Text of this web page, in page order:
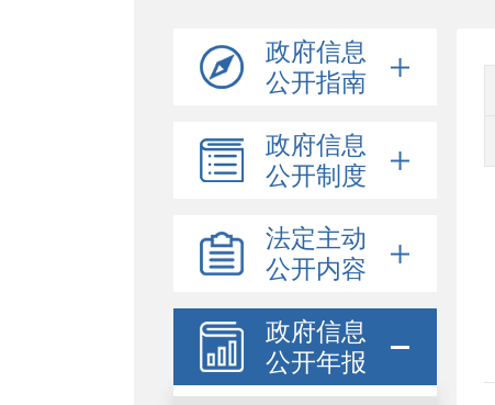
政府信息
公开指南
政府信息
公开制度
法定主动
公开内容
政府信息
公开年报